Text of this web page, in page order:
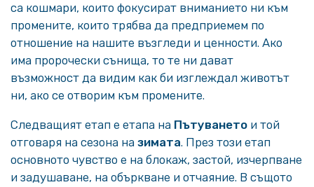
са кошмари, които фокусират вниманието ни към
промените, които трябва да предприемем по
отношение на нашите възгледи и ценности. Ако
има пророчески сънища, то те ни дават
възможност да видим как би изглеждал животът
ни, ако се отворим към промените.
Следващият етап е етапа на Пътуването и той
отговаря на сезона на зимата. През този етап
основното чувство е на блокаж, застой, изчерпване
и задушаване, на объркване и отчаяние. В същото